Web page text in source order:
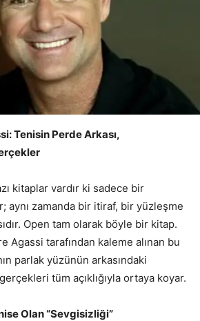
Tenisin Perde Arkası,
kitaplar vardır ki sadece bir
aynı zamanda bir itiraf, bir yüzleşme
Open tam olarak böyle bir kitap.
Agassi tarafından kaleme alınan bu
parlak yüzünün arkasındaki
tüm açıklığıyla ortaya koyar.
Olan “Sevgisizliği”